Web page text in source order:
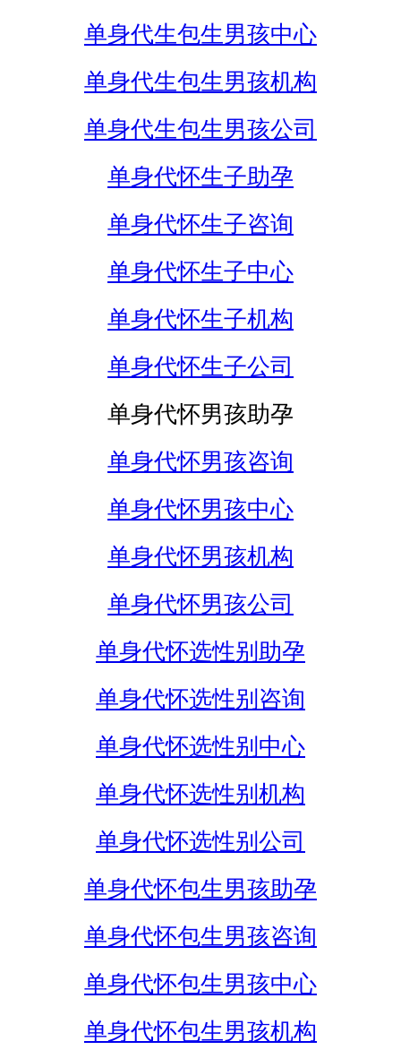
单身代生包生男孩中心
单身代生包生男孩机构
单身代生包生男孩公司
单身代怀生子助孕
单身代怀生子咨询
单身代怀生子中心
单身代怀生子机构
单身代怀生子公司
单身代怀男孩助孕
单身代怀男孩咨询
单身代怀男孩中心
单身代怀男孩机构
单身代怀男孩公司
单身代怀选性别助孕
单身代怀选性别咨询
单身代怀选性别中心
单身代怀选性别机构
单身代怀选性别公司
单身代怀包生男孩助孕
单身代怀包生男孩咨询
单身代怀包生男孩中心
单身代怀包生男孩机构